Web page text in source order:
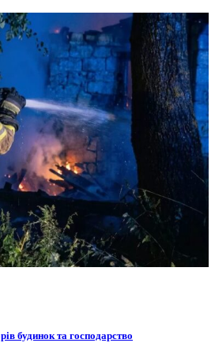
будинок та господарство